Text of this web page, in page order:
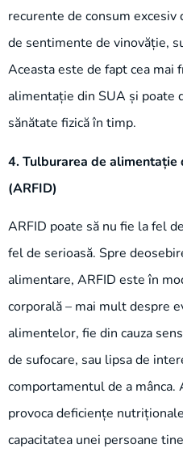
recurente de consum
de sentimente de vinovăție,
Aceasta este de fapt cea mai
alimentație din SUA și poate
sănătate fizică în timp.
4. Tulburarea de
(ARFID)
ARFID poate să nu fie la fel
fel de serioasă. Spre
alimentare, ARFID este în
corporală – mai mult despre
alimentelor, fie din cauza
de sufocare, sau lipsa de
comportamentul de a mânca.
provoca deficiențe
capacitatea unei persoane